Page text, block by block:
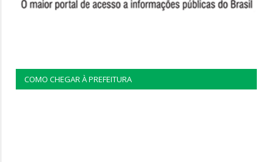
COMO CHEGAR À PREFEITURA